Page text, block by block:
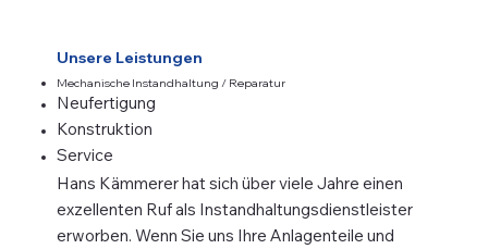
Unsere Leistungen
Mechanische Instandhaltung / Reparatur
Neufertigung
Konstruktion
Service
Hans Kämmerer hat sich über viele Jahre einen
exzellenten Ruf als Instandhaltungsdienstleister
erworben. Wenn Sie uns Ihre Anlagenteile und